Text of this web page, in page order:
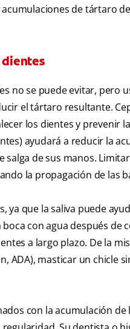
de tártaro
dientes
no se puede evitar,
el tártaro resultante.
los dientes y prevenir
ayudará a reducir la
de sus manos.
la propagación de las
ya que la saliva puede
con agua después
a largo plazo. De la
ADA), masticar un chicle
con la acumulación